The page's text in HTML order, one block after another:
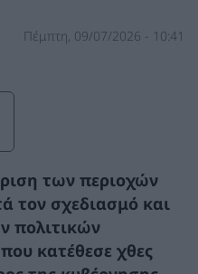
Πέμπτη, 09/07/2026 - 10:41
των περιοχών
τον σχεδιασμό και
πολιτικών
κατέθεσε χθες